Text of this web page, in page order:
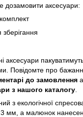
дозамовити аксесуари:
аксесуари
Повідомте про
до замовлення
з нашого каталогу
з екологічної
мм, а малюнок